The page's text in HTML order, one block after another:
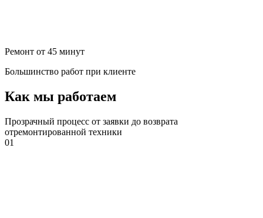
Ремонт от 45 минут
Большинство работ при клиенте
Как мы работаем
Прозрачный процесс от заявки до возврата
отремонтированной техники
01